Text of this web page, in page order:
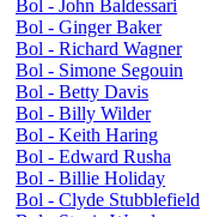
Bol - John Baldessari
Bol - Ginger Baker
Bol - Richard Wagner
Bol - Simone Segouin
Bol - Betty Davis
Bol - Billy Wilder
Bol - Keith Haring
Bol - Edward Rusha
Bol - Billie Holiday
Bol - Clyde Stubblefield